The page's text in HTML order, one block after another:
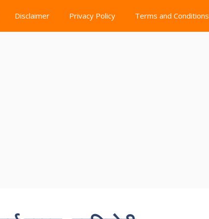
Disclaimer Privacy Policy Terms and Conditions